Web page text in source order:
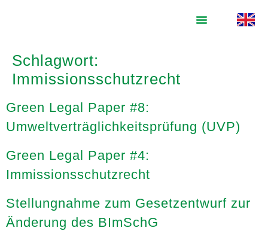
Schlagwort:
Immissionsschutzrecht
Green Legal Paper #8:
Umweltverträglichkeitsprüfung (UVP)
Green Legal Paper #4:
Immissionsschutzrecht
Stellungnahme zum Gesetzentwurf zur
Änderung des BImSchG